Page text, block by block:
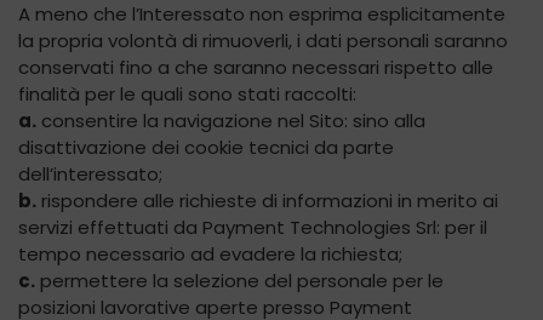
A meno che l’Interessato non esprima esplicitamente
la propria volontà di rimuoverli, i dati personali saranno
conservati fino a che saranno necessari rispetto alle
finalità per le quali sono stati raccolti:
a. consentire la navigazione nel Sito: sino alla
disattivazione dei cookie tecnici da parte
dell’interessato;
b. rispondere alle richieste di informazioni in merito ai
servizi effettuati da Payment Technologies Srl: per il
tempo necessario ad evadere la richiesta;
c. permettere la selezione del personale per le
posizioni lavorative aperte presso Payment